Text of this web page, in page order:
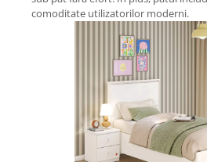
comoditate utilizatorilor moderni.